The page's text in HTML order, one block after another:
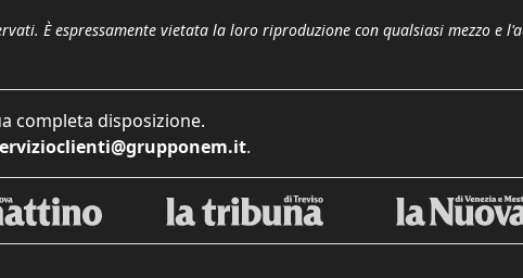
È espressamente vietata la loro riproduzione con qualsiasi mezzo e
completa disposizione.
.